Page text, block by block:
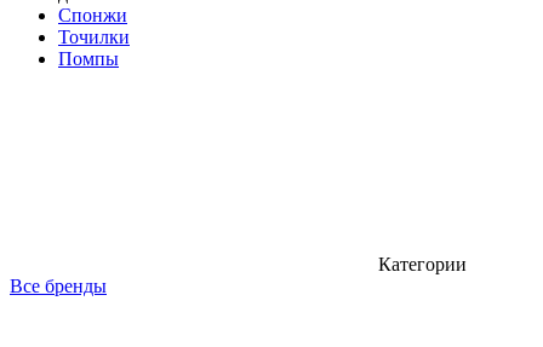
Спонжи
Точилки
Помпы
Категории
Все бренды